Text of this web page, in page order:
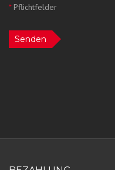
*Pflichtfelder
Senden